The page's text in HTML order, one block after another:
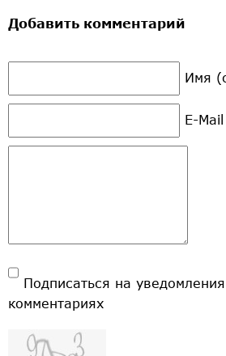
Добавить комментарий
Имя
E-
Подписаться на
комментариях